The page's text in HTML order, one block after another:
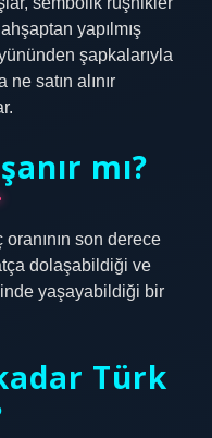
yapılmış
şapkalarıyla
satın alınır
mı?
son derece
dolaşabildiği ve
yaşayabildiği bir
Türk